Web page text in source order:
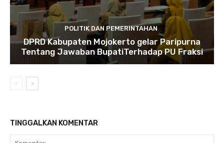
POLITIK DAN PEMERINTAHAN
DPRD Kabupaten Mojokerto gelar Paripurna
Tentang Jawaban BupatiTerhadap PU Fraksi
TINGGALKAN KOMENTAR